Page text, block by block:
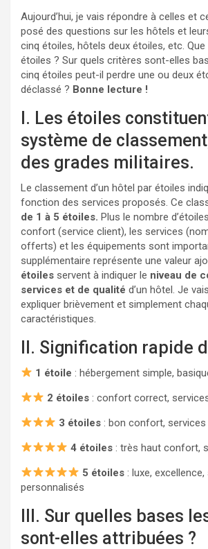
Aujourd’hui, je vais répondre à celles et
posé des questions sur les hôtels et
cinq étoiles, hôtels deux étoiles, etc.
étoiles ? Sur quels critères sont-elles
cinq étoiles peut-il perdre une ou deux
déclassé ? Bonne lecture !
I. Les étoiles
système de
des grades militaires.
Le classement d’un hôtel par étoiles
fonction des services proposés. Ce
de 1 à 5 étoiles. Plus le nombre
confort (service client), les services
offerts) et les équipements sont
supplémentaire représente une valeur
étoiles servent à indiquer le niveau de
services et de qualité d’un hôtel. Je
expliquer brièvement et simplement
caractéristiques.
II. Signification rapide
1 étoile : hébergement simple,
2 étoiles : confort correct,
3 étoiles : bon confort, services
4 étoiles : très haut confort,
5 étoiles : luxe,
personnalisés
III. Sur quelles bases
sont-elles attribuées ?